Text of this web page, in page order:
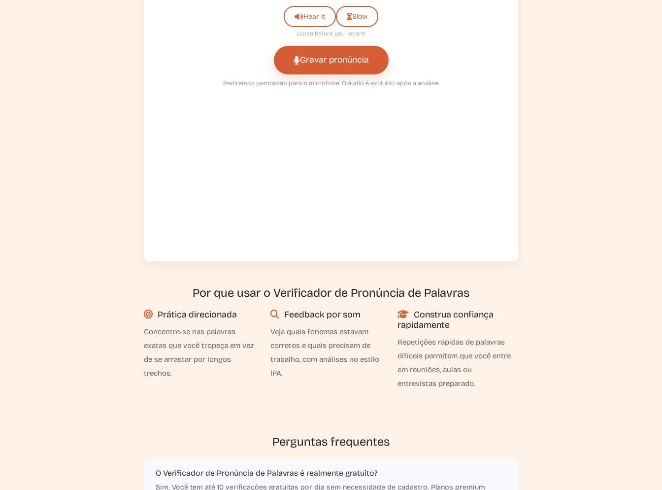
Hear it Slow
Listen before you record
Gravar pronúncia
Pediremos permissão para o microfone. O áudio é excluído após a análise.
Por que usar o Verificador de Pronúncia de Palavras
Prática direcionada
Concentre-se nas palavras
exatas que você tropeça em vez
de se arrastar por longos
trechos.
Feedback por som
Veja quais fonemas estavam
corretos e quais precisam de
trabalho, com análises no estilo
IPA.
Construa confiança
rapidamente
Repetições rápidas de palavras
difíceis permitem que você entre
em reuniões, aulas ou
entrevistas preparado.
Perguntas frequentes
O Verificador de Pronúncia de Palavras é realmente gratuito?
Sim. Você tem até 10 verificações gratuitas por dia sem necessidade de cadastro. Planos premium